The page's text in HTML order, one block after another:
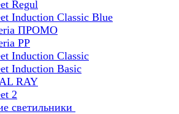
Regul
Induction Classic Blue
ПРОМО
PP
Induction Classic
Induction Basic
RAY
2
светильники